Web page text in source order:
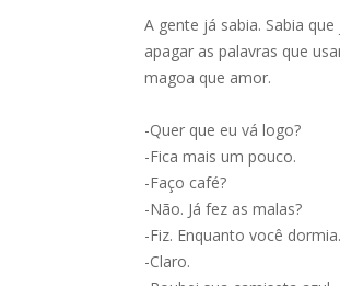
A gente já sabia. Sabia
apagar as palavras que
magoa que amor.
-Quer que eu vá logo?
-Fica mais um pouco.
-Faço café?
-Não. Já fez as malas?
-Fiz. Enquanto você
-Claro.